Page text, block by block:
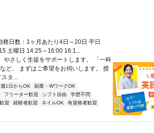
日数：1ヶ月あたり4日～20日 平日
土曜日 14:25～16:00 16:1...
やさしく生徒をサポートします。 「一科
ど、 まずはご希望をお伺いします。 授
タ...
週1日からOK
副業・WワークOK
フリーター歓迎 シフト自由
学歴不問
迎 経験者歓迎 ネイルOK
有資格者歓迎